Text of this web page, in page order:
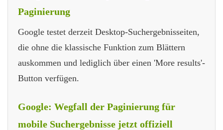
Paginierung
Google testet derzeit Desktop-Suchergebnisseiten,
die ohne die klassische Funktion zum Blättern
auskommen und lediglich über einen 'More results'-
Button verfügen.
Google: Wegfall der Paginierung für
mobile Suchergebnisse jetzt offiziell